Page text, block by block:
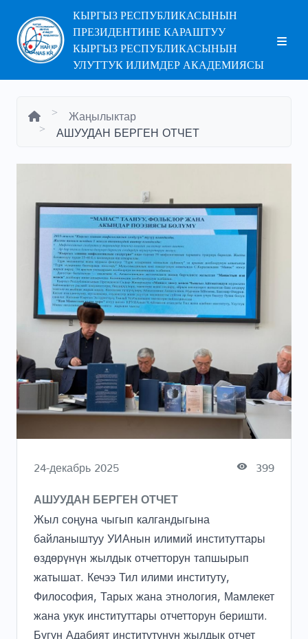
КЫРГЫЗ РЕСПУБЛИКАСЫНЫН
ПРЕЗИДЕНТИНЕ КАРАШТУУ
КЫРГЫЗ РЕСПУБЛИКАСЫНЫН
УЛУТТУК ИЛИМДЕР АКАДЕМИЯСЫ
Жаңылыктар
АШУУДАН БЕРГЕН ОТЧЕТ
24-декабрь 2025 399
АШУУДАН БЕРГЕН ОТЧЕТ
Жыл соңуна чыгып калгандыгына
байланыштуу УИАнын илимий институттары
өздөрүнүн жылдык отчетторун тапшырып
жатышат. Кечээ Тил илими институту,
Философия, Тарых жана этнология, Мамлекет
жана укук институттары отчетторун беришти.
Бүгүн Адабият институтунун жылдык отчет